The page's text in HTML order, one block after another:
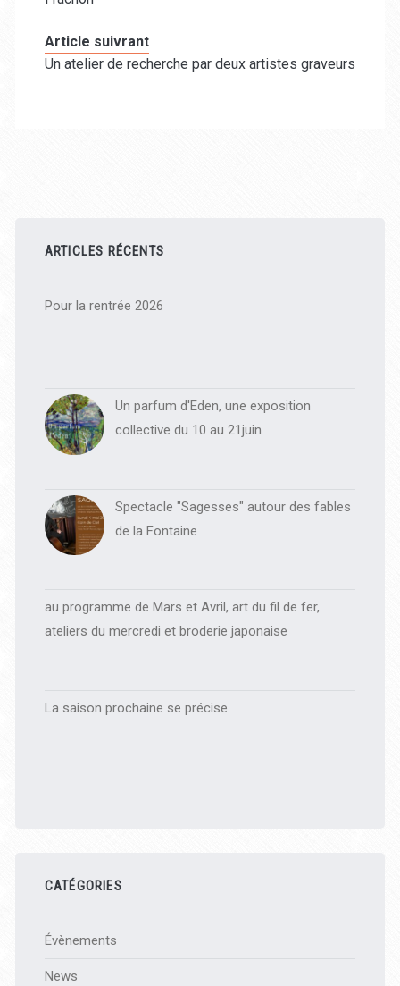
Article suivrant
Un atelier de recherche par deux artistes graveurs
latérale
principale
ARTICLES RÉCENTS
Pour la rentrée 2026
Un parfum d'Eden, une exposition
collective du 10 au 21juin
Spectacle "Sagesses" autour des fables
de la Fontaine
au programme de Mars et Avril, art du fil de fer,
ateliers du mercredi et broderie japonaise
La saison prochaine se précise
CATÉGORIES
Évènements
News